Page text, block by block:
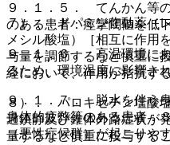
７）． ドパミン作動薬（
メシル酸塩）［相互に作用
与量を調節するなど慎重に
経において、作用が拮抗す
８）． パロキセチン塩酸
過鎮静及び錐体外路症状が
量するなど慎重に投与する
９．１．５． てんかん等
のある患者：痙攣閾値を低
９．１．６． 高温環境に
るため、環境温度に影響さ
９．１．７． 脱水を伴う
身体的疲弊等のある患者：
（悪性症候群）が起こりや